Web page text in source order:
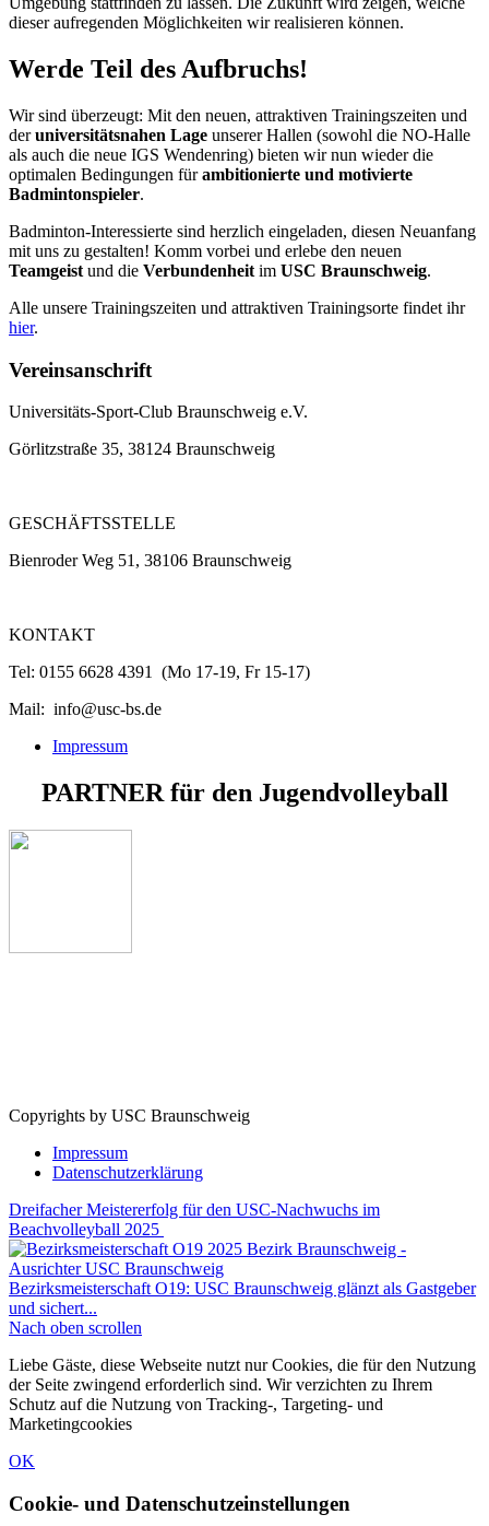
dieser aufregenden Möglichkeiten wir realisieren können.
Werde Teil des Aufbruchs!
Wir sind überzeugt: Mit den neuen, attraktiven Trainingszeiten und
deruniversitätsnahen Lage unserer Hallen (sowohl die NO-Halle
als auch die neue IGS Wendenring) bieten wir nun wieder die
optimalen Bedingungen fürambitionierte und motivierte
Badmintonspieler.
Badminton-Interessierte sind herzlich eingeladen, diesen Neuanfang
mit uns zu gestalten! Komm vorbei und erlebe den neuen
Teamgeist und die Verbundenheit im USC Braunschweig.
Alle unsere Trainingszeiten und attraktiven Trainingsorte findet ihr
hier.
Vereinsanschrift
Universitäts-Sport-Club Braunschweig e.V.
Görlitzstraße 35, 38124 Braunschweig
GESCHÄFTSSTELLE
Bienroder Weg 51, 38106 Braunschweig
KONTAKT
Tel: 0155 6628 4391 (Mo 17-19, Fr 15-17)
Mail: info@usc-bs.de
Impressum
PARTNERfür den Jugendvolleyball
Copyrights by USC Braunschweig
Impressum
Datenschutzerklärung
Dreifacher Meistererfolg für den USC-Nachwuchs im
Beachvolleyball 2025
Bezirksmeisterschaft O19: USC Braunschweig glänzt als Gastgeber
und sichert...
Nach oben scrollen
Liebe Gäste, diese Webseite nutzt nur Cookies, die für den Nutzung
der Seite zwingend erforderlich sind. Wir verzichten zu Ihrem
Schutz auf die Nutzung von Tracking-, Targeting- und
Marketingcookies
OK
Cookie- und Datenschutzeinstellungen